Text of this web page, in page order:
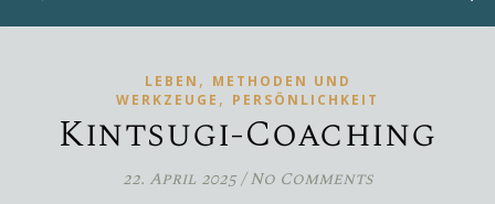
LEBEN , METHODEN UND
WERKZEUGE , PERSÖNLICHKEIT
Kintsugi-Coaching
22. April 2025/ No Comments